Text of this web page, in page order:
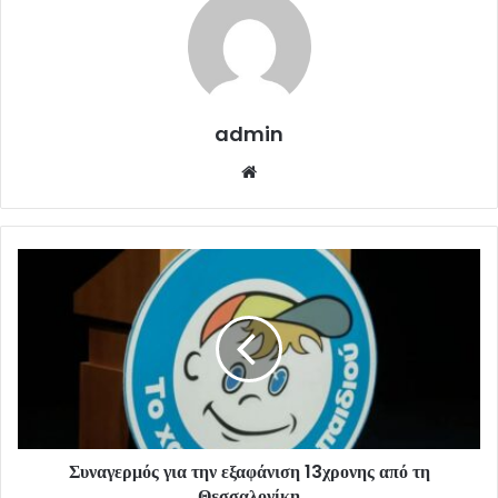
admin
Συναγερμός για την εξαφάνιση 13χρονης από τη